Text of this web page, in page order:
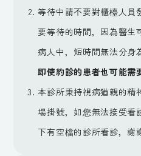
等待中請不要對櫃檯人員
要等待的時間，因為醫生
病人中，短時間無法分身
即使約診的患者也可能需
本診所秉持視病猶親的精
場掛號，如您無法接受看
下有空檔的診所看診，謝